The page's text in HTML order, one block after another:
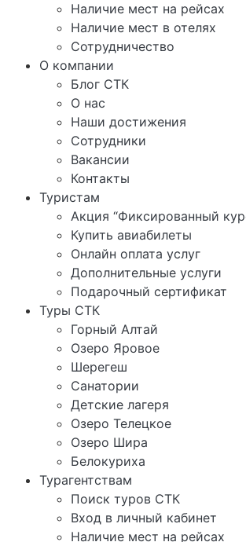
Наличие мест на рейсах
Наличие мест в отелях
Сотрудничество
О компании
Блог СТК
О нас
Наши достижения
Сотрудники
Вакансии
Контакты
Туристам
Акция “Фиксированный
Купить авиабилеты
Онлайн оплата услуг
Дополнительные услуги
Подарочный сертификат
Туры СТК
Горный Алтай
Озеро Яровое
Шерегеш
Санатории
Детские лагеря
Озеро Телецкое
Озеро Шира
Белокуриха
Турагентствам
Поиск туров СТК
Вход в личный кабинет
Наличие мест на рейсах